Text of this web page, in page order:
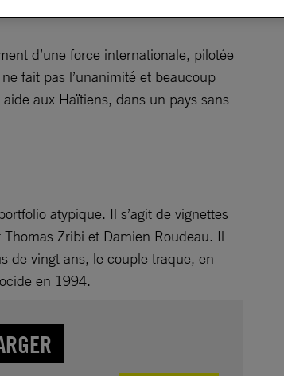
d’une force internationale, pilotée
fait pas l’unanimité et beaucoup
aux Haïtiens, dans un pays sans
atypique. Il s’agit de vignettes
Zribi et Damien Roudeau. Il
de vingt ans, le couple traque, en
en 1994.